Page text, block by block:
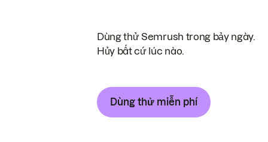
Dùng thử Semrush trong bảy ngày.
Hủy bất cứ lúc nào.
Dùng thử miễn phí